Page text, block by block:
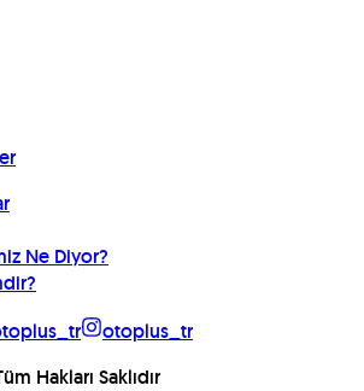
Ne Diyor?
otoplus_tr
Hakları Saklıdır